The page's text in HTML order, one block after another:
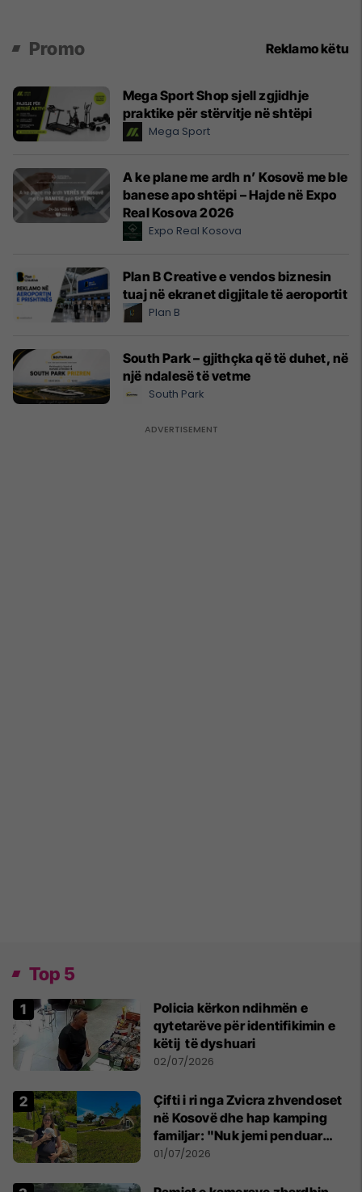
Promo Reklamo këtu
Mega Sport Shop sjell zgjidhje
praktike për stërvitje në shtëpi
Mega Sport
A ke plane me ardh n’ Kosovë me ble
banese apo shtëpi – Hajde në Expo
Real Kosova 2026
Expo Real Kosova
Plan B Creative e vendos biznesin
tuaj në ekranet digjitale të aeroportit
Plan B
South Park – gjithçka që të duhet, në
një ndalesë të vetme
South Park
Top 5
Policia kërkon ndihmën e
qytetarëve për identifikimin e
këtij të dyshuari
02/07/2026
Çifti i ri nga Zvicra zhvendoset
në Kosovë dhe hap kamping
familjar: "Nuk jemi penduar
asnjë ditë"
01/07/2026